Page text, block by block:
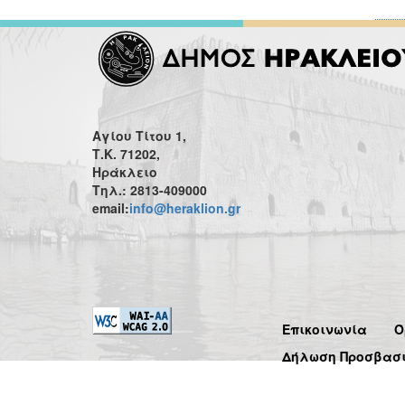
Αγίου Τίτου 1,
Τ.Κ. 71202,
Ηράκλειο
Τηλ.: 2813-409000
email:info@heraklion.gr
Επικοινωνία
Δήλωση